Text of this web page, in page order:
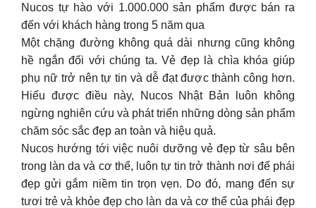
Nucos tự hào với 1.000.000 sản phẩm được bán ra
đến với khách hàng trong 5 năm qua
Một chặng đường không quá dài nhưng cũng không
hề ngắn đối với chúng ta. Vẻ đẹp là chìa khóa giúp
phụ nữ trở nên tự tin và dễ đạt được thành công hơn.
Hiểu được điều này, Nucos Nhật Bản luôn không
ngừng nghiên cứu và phát triển những dòng sản phẩm
chăm sóc sắc đẹp an toàn và hiệu quả.
Nucos hướng tới việc nuôi dưỡng vẻ đẹp từ sâu bên
trong làn da và cơ thể, luôn tự tin trở thành nơi để phái
đẹp gửi gắm niềm tin trọn vẹn. Do đó, mang đến sự
tươi trẻ và khỏe đẹp cho làn da và cơ thể của phái đẹp